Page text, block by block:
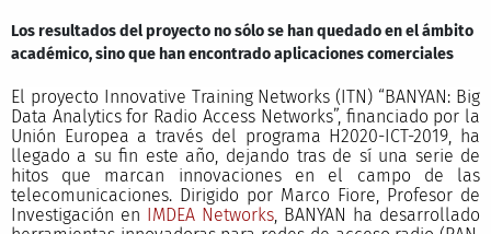
Los resultados del proyecto no sólo se han quedado en el ámbito
académico, sino que han encontrado aplicaciones comerciales
El proyecto Innovative Training Networks (ITN) “BANYAN: Big
Data Analytics for Radio Access Networks”, financiado por la
Unión Europea a través del programa H2020-ICT-2019, ha
llegado a su fin este año, dejando tras de sí una serie de
hitos que marcan innovaciones en el campo de las
telecomunicaciones. Dirigido por Marco Fiore, Profesor de
Investigación en IMDEA Networks , BANYAN ha desarrollado